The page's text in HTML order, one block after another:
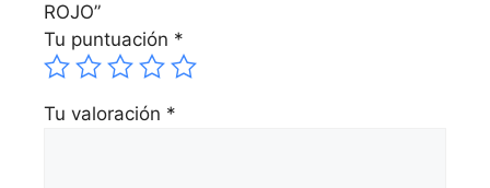
ROJO”
Tu puntuación *
Tu valoración *